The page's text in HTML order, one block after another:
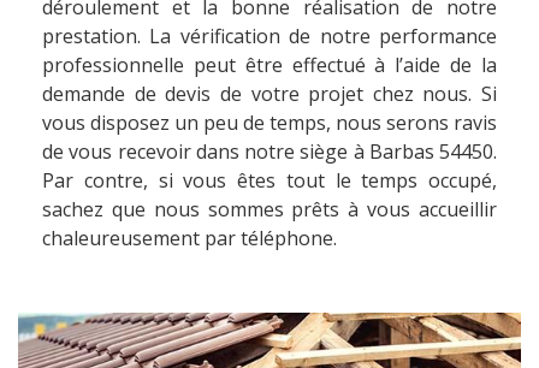
déroulement et la bonne réalisation de notre
prestation. La vérification de notre performance
professionnelle peut être effectué à l’aide de la
demande de devis de votre projet chez nous. Si
vous disposez un peu de temps, nous serons ravis
de vous recevoir dans notre siège à Barbas 54450.
Par contre, si vous êtes tout le temps occupé,
sachez que nous sommes prêts à vous accueillir
chaleureusement par téléphone.